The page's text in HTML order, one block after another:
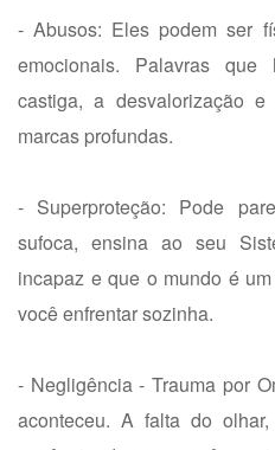
- Abusos: Eles podem ser
emocionais. Palavras
castiga, a desvalorização
marcas profundas.
- Superproteção: Pode
sufoca, ensina ao seu
incapaz e que o mundo é
você enfrentar sozinha.
- Negligência - Trauma por
aconteceu. A falta do